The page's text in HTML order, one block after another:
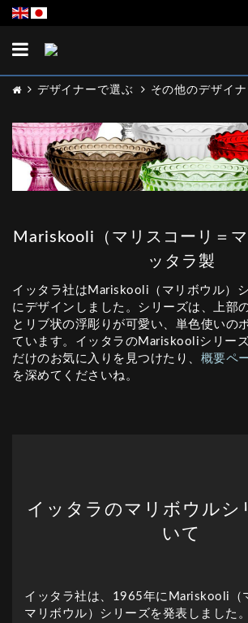
Toggle
デザイナーで選ぶ その他のデザイナ
Mariskooli（マリスコーリ＝
ッタラ製
イッタラ社はMariskooli（マリボウル）
にデザインしました。シリーズは、上部
とリブ状の浮彫りが可愛い、単色使いの
ています。イッタラのMariskooliシリー
だけのお気に入りを見つけたり、 概要ペ
を深めてくださいね。
イッタラのマリボウルシ
いて
イッタラ社は、1965年にMariskooli（
マリボウル）シリーズを発表しました